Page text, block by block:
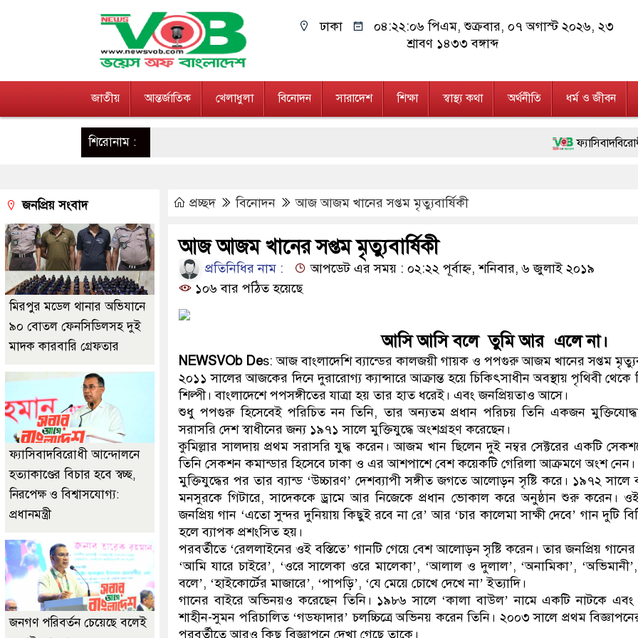
ঢাকা ০৪:২২:০৬ পিএম, শুক্রবার, ০৭ অগাস্ট ২০২৬, ২৩
শ্রাবণ ১৪৩৩ বঙ্গাব্দ
জাতীয় আন্তর্জাতিক খেলাধুলা বিনোদন সারাদেশ শিক্ষা স্বাস্থ্য কথা অর্থনীতি ধর্ম ও জীবন
শিরোনাম : ফ্যাসিবাদবিরোধী
জনগণ পরিবর্তন চেয়েছে
২৮ লাখ টাকার জাল
নেতৃত্ব ও গণতন্ত্রের
অবৈধ বিদেশি পিস্তল,
ডাকাতির প্রস্তুতিকালে
প্রচ্ছদ বিনোদন আজ আজম খানের সপ্তম মৃত্যুবার্ষিকী
আজ আজম খানের সপ্তম মৃত্যুবার্ষিকী
প্রতিনিধির নাম :
আপডেট এর সময় : ০২:২২ পূর্বাহ্ন, শনিবার, ৬ জুলাই ২০১৯
১০৬ বার পঠিত হয়েছে
আসি আসি বলে তুমি আর এলে না।
NEWSVOb Des: আজ বাংলাদেশি ব্যান্ডের কালজয়ী গায়ক ও পপগুরু আজম খানের সপ্তম
২০১১ সালের আজকের দিনে দুরারোগ্য ক্যান্সারে আক্রান্ত হয়ে চিকিৎসাধীন অবস্থায় পৃথিবী থেকে
শিল্পী। বাংলাদেশে পপসঙ্গীতের যাত্রা হয় তার হাত ধরেই। এবং জনপ্রিয়তাও আসে।
শুধু পপগুরু হিসেবেই পরিচিত নন তিনি, তার অন্যতম প্রধান পরিচয় তিনি একজন
সরাসরি দেশ স্বাধীনের জন্য ১৯৭১ সালে মুক্তিযুদ্ধে অংশগ্রহণ করেছেন।
কুমিল্লার সালদায় প্রথম সরাসরি যুদ্ধ করেন। আজম খান ছিলেন দুই নম্বর সেক্টরের একটি
তিনি সেকশন কমান্ডার হিসেবে ঢাকা ও এর আশপাশে বেশ কয়েকটি গেরিলা আক্রমণে অংশ নেন।
মুক্তিযুদ্ধের পর তার ব্যান্ড ‘উচ্চারণ’ দেশব্যাপী সঙ্গীত জগতে আলোড়ন সৃষ্টি করে। ১৯৭২
মনসুরকে গিটারে, সাদেককে ড্রামে আর নিজেকে প্রধান ভোকাল করে অনুষ্ঠান শুরু করেন।
জনপ্রিয় গান ‘এতো সুন্দর দুনিয়ায় কিছুই রবে না রে’ আর ‘চার কালেমা সাক্ষী দেবে’ গান দুটি
হলে ব্যাপক প্রশংসিত হয়।
পরবর্তীতে ‘রেললাইনের ওই বস্তিতে’ গানটি গেয়ে বেশ আলোড়ন সৃষ্টি করেন। তার জনপ্রিয় গানের
‘আমি যারে চাইরে’, ‘ওরে সালেকা ওরে মালেকা’, ‘আলাল ও দুলাল’, ‘অনামিকা’,
বলে’, ‘হাইকোর্টের মাজারে’, ‘পাপড়ি’, ‘যে মেয়ে চোখে দেখে না’ ইত্যাদি।
গানের বাইরে অভিনয়ও করেছেন তিনি। ১৯৮৬ সালে ‘কালা বাউল’ নামে একটি নাটকে
শাহীন-সুমন পরিচালিত ‘গডফাদার’ চলচ্চিত্রে অভিনয় করেন তিনি। ২০০৩ সালে প্রথম
পরবর্তীতে আরও কিছু বিজ্ঞাপনে দেখা গেছে তাকে।
জনপ্রিয় সংবাদ
মিরপুর মডেল থানার অভিযানে
৯০ বোতল ফেনসিডিলসহ দুই
মাদক কারবারি গ্রেফতার
ফ্যাসিবাদবিরোধী আন্দোলনে
হত্যাকাণ্ডের বিচার হবে স্বচ্ছ,
নিরপেক্ষ ও বিশ্বাসযোগ্য:
প্রধানমন্ত্রী
জনগণ পরিবর্তন চেয়েছে বলেই